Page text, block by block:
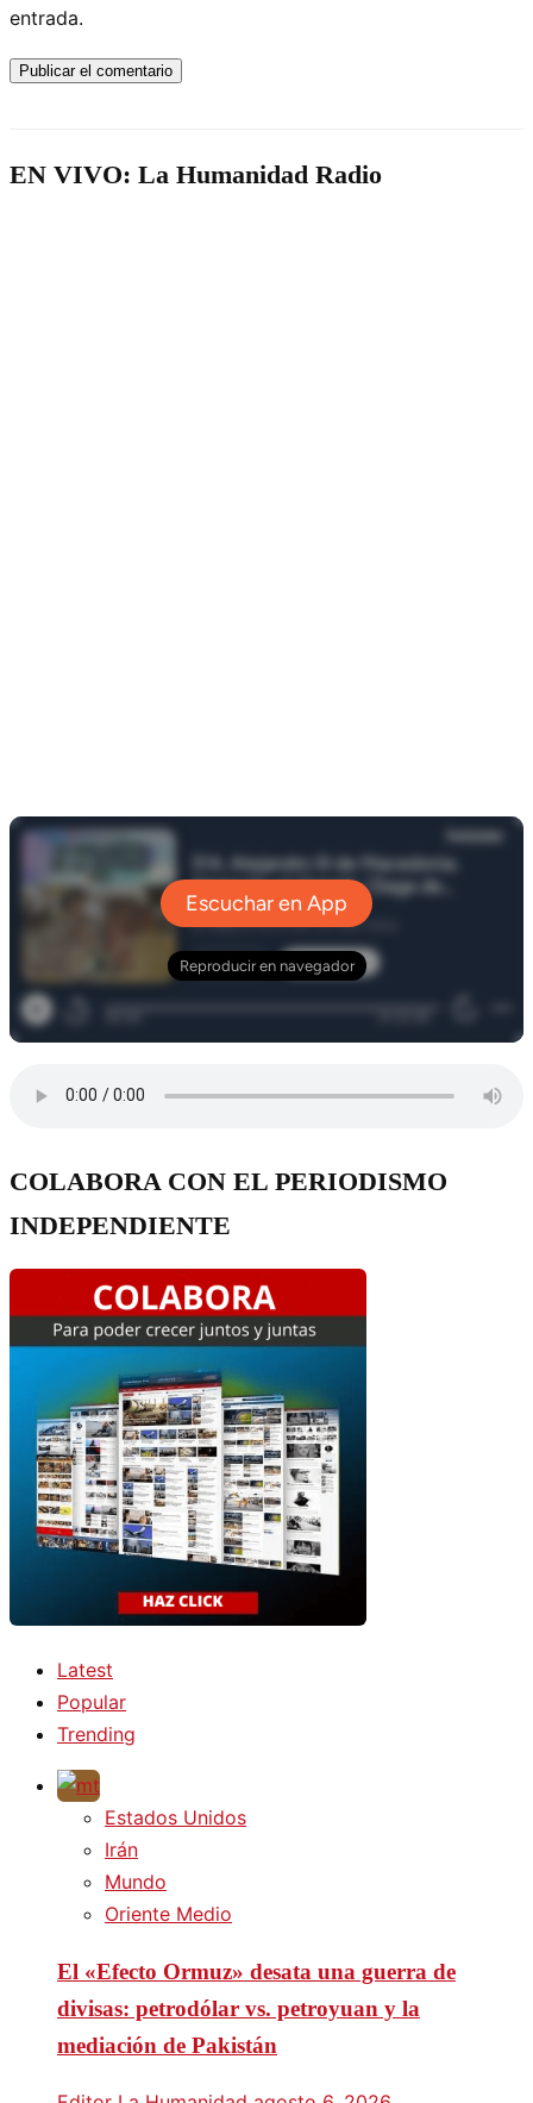
entrada.
EN VIVO: La Humanidad Radio
COLABORA CON EL PERIODISMO
INDEPENDIENTE
Latest
Popular
Trending
Estados Unidos
Irán
Mundo
Oriente Medio
El «Efecto Ormuz» desata una guerra de
divisas: petrodólar vs. petroyuan y la
mediación de Pakistán